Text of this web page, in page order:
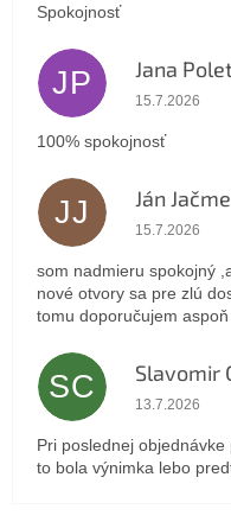
Spokojnosť
JP Jana
Hodnotenie
15.7.2026
100% spokojnosť
JJ Ján
Hodnotenie
15.7.2026
som nadmieru spokojný
nové otvory sa pre zlú
tomu doporučujem
SC Slavomir
Hodnotenie
13.7.2026
Pri poslednej
to bola výnimka lebo